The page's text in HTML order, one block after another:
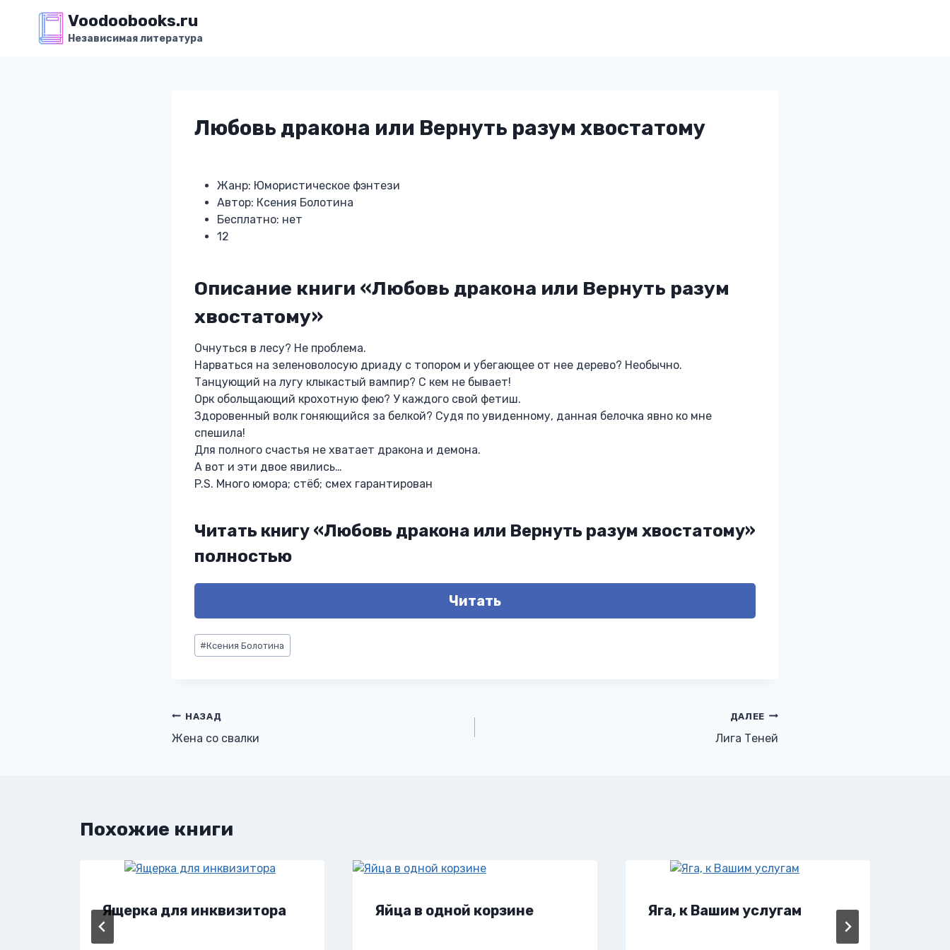
содержимому
Voodoobooks.ru
Независимая литература
Любовь дракона или Вернуть разум хвостатому
Жанр: Юмористическое фэнтези
Автор: Ксения Болотина
Бесплатно: нет
12
Описание книги «Любовь дракона или Вернуть разум
хвостатому»
Очнуться в лесу? Не проблема.
Нарваться на зеленоволосую дриаду с топором и убегающее от нее дерево? Необычно.
Танцующий на лугу клыкастый вампир? С кем не бывает!
Орк обольщающий крохотную фею? У каждого свой фетиш.
Здоровенный волк гоняющийся за белкой? Судя по увиденному, данная белочка явно ко мне
спешила!
Для полного счастья не хватает дракона и демона.
А вот и эти двое явились…
P.S. Много юмора; стёб; смех гарантирован
Читать книгу «Любовь дракона или Вернуть разум хвостатому»
полностью
Читать
Метки
записи:
#Ксения Болотина
Навигация
по
НАЗАД
Жена со свалки
ДАЛЕЕ
Лига Теней
Похожие книги
Ящерка для инквизитора Яйца в одной корзине Яга, к Вашим услугам